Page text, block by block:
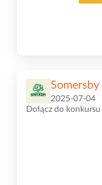
Somersby
2025-07-04
Dołącz do